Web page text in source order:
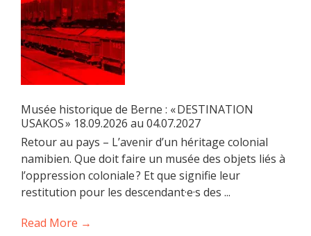
Musée historique de Berne : « DESTINATION
USAKOS » 18.09.2026 au 04.07.2027
Retour au pays – L’avenir d’un héritage colonial
namibien. Que doit faire un musée des objets liés à
l’oppression coloniale ? Et que signifie leur
restitution pour les descendant·e·s des ...
Read More →